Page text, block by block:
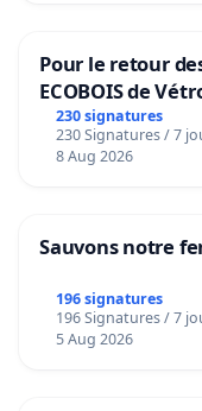
Pour le retour
ECOBOIS de
230 signatures
230 Signatures / 7
8 Aug 2026
Sauvons notre
196 signatures
196 Signatures / 7
5 Aug 2026